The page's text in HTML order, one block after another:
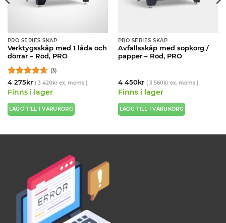
PRO SERIES SKÅP
Verktygsskåp med 1 låda och
dörrar – Röd, PRO
Betygsatt
4.67av 5
(3)
4 275kr ( 3 420krex. moms )
Finns i lager
LÄGG TILL I VARUKORG
PRO SERIES SKÅP
Avfallsskåp med sopkorg /
papper – Röd, PRO
4 450kr ( 3 560krex. moms )
Finns i lager
LÄGG TILL I VARUKORG